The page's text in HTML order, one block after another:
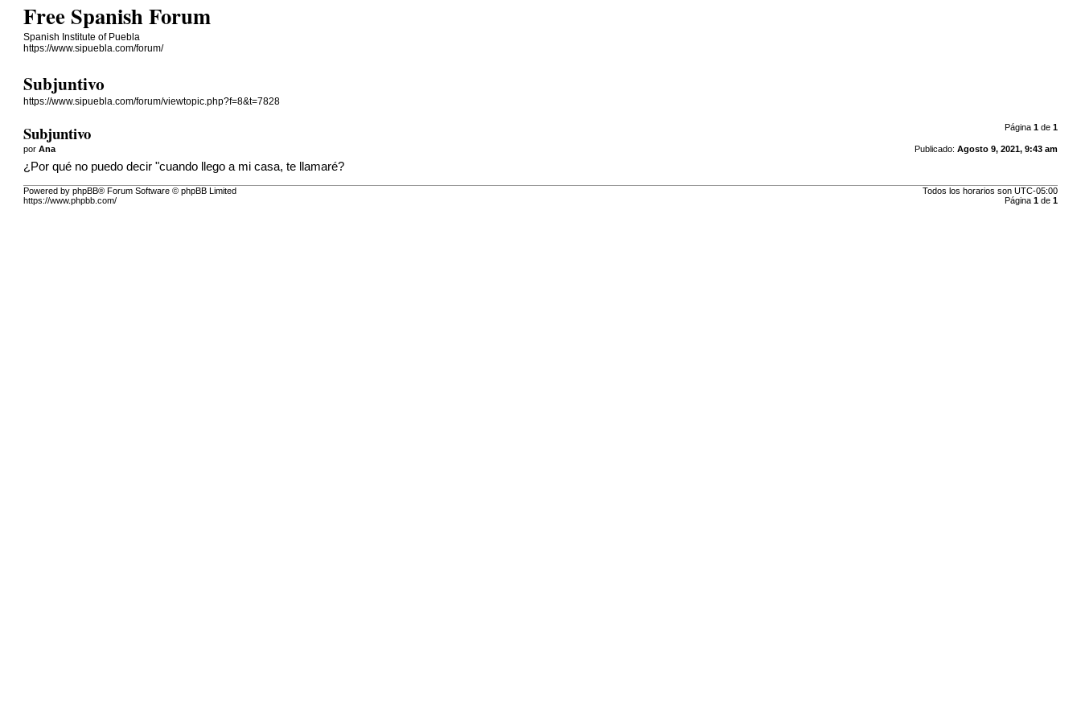
Free Spanish Forum
Spanish Institute of Puebla
https://www.sipuebla.com/forum/
Subjuntivo
https://www.sipuebla.com/forum/viewtopic.php?f=8&t=7828
Página 1de 1
Subjuntivo
Publicado: Agosto 9, 2021, 9:43 am
porAna
¿Por qué no puedo decir "cuando llego a mi casa, te llamaré?
Todos los horarios son UTC-05:00
Página 1de 1
Powered by phpBB® Forum Software © phpBB Limited
https://www.phpbb.com/